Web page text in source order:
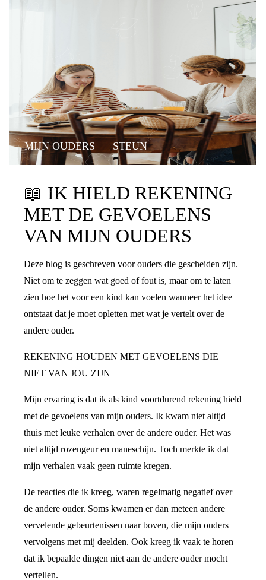
MIJN OUDERS STEUN
📖 IK HIELD REKENING
MET DE GEVOELENS
VAN MIJN OUDERS
Deze blog is geschreven voor ouders die gescheiden zijn.
Niet om te zeggen wat goed of fout is, maar om te laten
zien hoe het voor een kind kan voelen wanneer het idee
ontstaat dat je moet opletten met wat je vertelt over de
andere ouder.
REKENING HOUDEN MET GEVOELENS DIE
NIET VAN JOU ZIJN
Mijn ervaring is dat ik als kind voortdurend rekening hield
met de gevoelens van mijn ouders. Ik kwam niet altijd
thuis met leuke verhalen over de andere ouder. Het was
niet altijd rozengeur en maneschijn. Toch merkte ik dat
mijn verhalen vaak geen ruimte kregen.
De reacties die ik kreeg, waren regelmatig negatief over
de andere ouder. Soms kwamen er dan meteen andere
vervelende gebeurtenissen naar boven, die mijn ouders
vervolgens met mij deelden. Ook kreeg ik vaak te horen
dat ik bepaalde dingen niet aan de andere ouder mocht
vertellen.